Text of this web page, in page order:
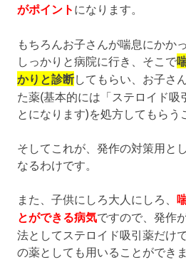
がポイント になります。
もちろんお子さんが喘息にかか
しっかりと病院に行き、そこで
かりと診断してもらい、お子さ
た薬(基本的には「ステロイド吸
とになります)を処方してもらう
そしてこれが、発作の対策用と
なるわけです。
また、子供にしろ大人にしろ、
とができる病気ですので、発作
法としてステロイド吸引薬だけ
の薬としても用いることができま